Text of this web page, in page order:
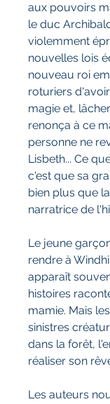
aux pouvoirs
le duc
violemment
nouvelles lois
nouveau roi
roturiers
magie et,
renonça à ce
personne ne
Lisbeth... Ce
c'est que sa
bien plus que
narratrice de
Le jeune
rendre à
apparaît
histoires
mamie. Mais
sinistres
dans la forêt,
réaliser son
Les auteurs